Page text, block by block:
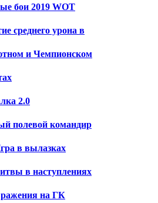
бои 2019 WOT
среднего урона в
и Чемпионском
2.0
полевой командир
в вылазках
в наступлениях
на ГК